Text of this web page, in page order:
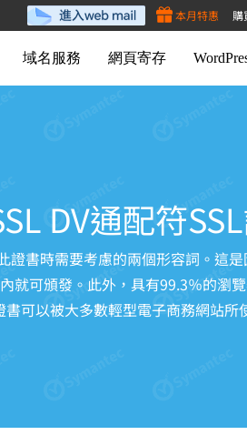
本月特惠 購
域名服務 網頁寄存
DV通配符
證書時需要考慮的兩個形容詞。這
內就可頒發。此外，具有99.3％的瀏
可以被大多數輕型電子商務網站所